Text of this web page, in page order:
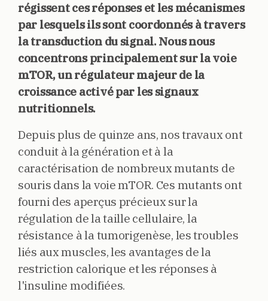
régissent ces réponses et les mécanismes
par lesquels ils sont coordonnés à travers
la transduction du signal. Nous nous
concentrons principalement sur la voie
mTOR, un régulateur majeur de la
croissance activé par les signaux
nutritionnels.
Depuis plus de quinze ans, nos travaux ont
conduit à la génération et à la
caractérisation de nombreux mutants de
souris dans la voie mTOR. Ces mutants ont
fourni des aperçus précieux sur la
régulation de la taille cellulaire, la
résistance à la tumorigenèse, les troubles
liés aux muscles, les avantages de la
restriction calorique et les réponses à
l'insuline modifiées.